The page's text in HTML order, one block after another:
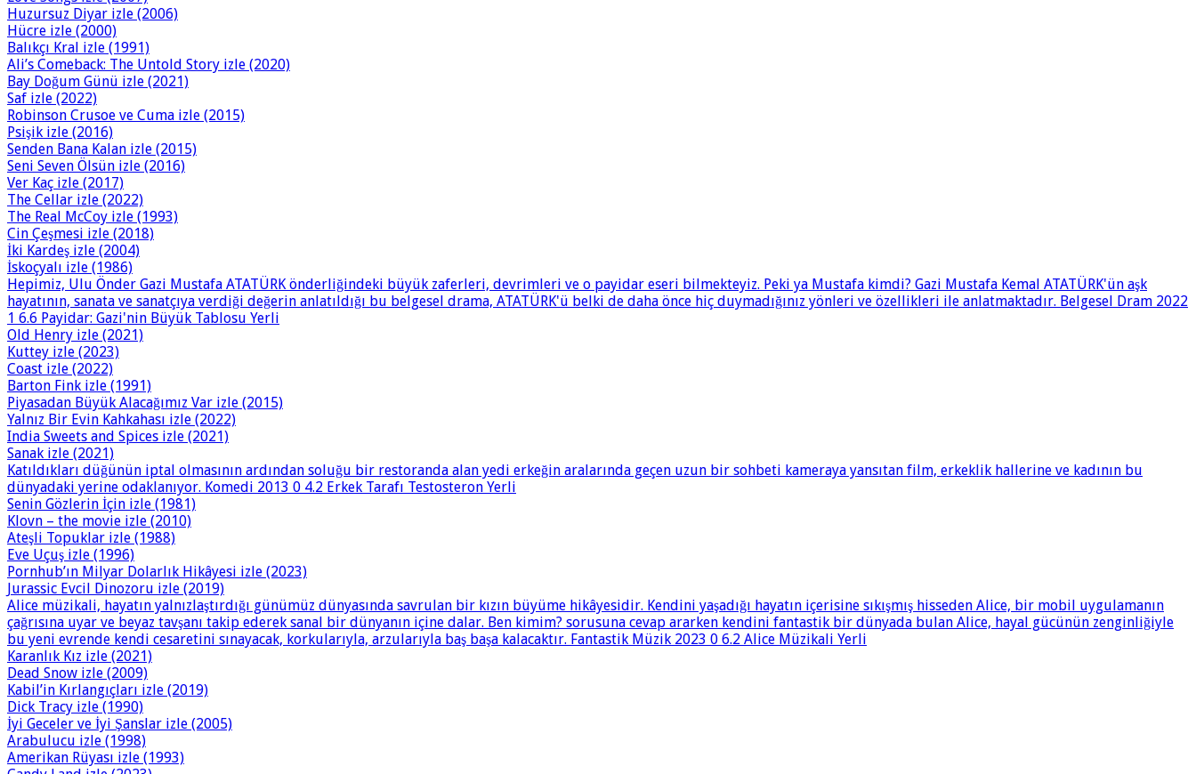
Huzursuz Diyar izle (2006)
Hücre izle (2000)
Balıkçı Kral izle (1991)
Ali’s Comeback: The Untold Story izle (2020)
Bay Doğum Günü izle (2021)
Saf izle (2022)
Robinson Crusoe ve Cuma izle (2015)
Psişik izle (2016)
Senden Bana Kalan izle (2015)
Seni Seven Ölsün izle (2016)
Ver Kaç izle (2017)
The Cellar izle (2022)
The Real McCoy izle (1993)
Cin Çeşmesi izle (2018)
İki Kardeş izle (2004)
İskoçyalı izle (1986)
Hepimiz, Ulu Önder Gazi Mustafa ATATÜRK önderliğindeki büyük zaferleri, devrimleri ve o payidar eseri bilmekteyiz. Peki ya Mustafa kimdi? Gazi Mustafa Kemal ATATÜRK'ün aşk
hayatının, sanata ve sanatçıya verdiği değerin anlatıldığı bu belgesel drama, ATATÜRK'ü belki de daha önce hiç duymadığınız yönleri ve özellikleri ile anlatmaktadır. Belgesel Dram 2022
1 6.6 Payidar: Gazi'nin Büyük Tablosu Yerli
Old Henry izle (2021)
Kuttey izle (2023)
Coast izle (2022)
Barton Fink izle (1991)
Piyasadan Büyük Alacağımız Var izle (2015)
Yalnız Bir Evin Kahkahası izle (2022)
India Sweets and Spices izle (2021)
Sanak izle (2021)
Katıldıkları düğünün iptal olmasının ardından soluğu bir restoranda alan yedi erkeğin aralarında geçen uzun bir sohbeti kameraya yansıtan film, erkeklik hallerine ve kadının bu
dünyadaki yerine odaklanıyor. Komedi 2013 0 4.2 Erkek Tarafı Testosteron Yerli
Senin Gözlerin İçin izle (1981)
Klovn – the movie izle (2010)
Ateşli Topuklar izle (1988)
Eve Uçuş izle (1996)
Pornhub’ın Milyar Dolarlık Hikâyesi izle (2023)
Jurassic Evcil Dinozoru izle (2019)
Alice müzikali, hayatın yalnızlaştırdığı günümüz dünyasında savrulan bir kızın büyüme hikâyesidir. Kendini yaşadığı hayatın içerisine sıkışmış hisseden Alice, bir mobil uygulamanın
çağrısına uyar ve beyaz tavşanı takip ederek sanal bir dünyanın içine dalar. Ben kimim? sorusuna cevap ararken kendini fantastik bir dünyada bulan Alice, hayal gücünün zenginliğiyle
bu yeni evrende kendi cesaretini sınayacak, korkularıyla, arzularıyla baş başa kalacaktır. Fantastik Müzik 2023 0 6.2 Alice Müzikali Yerli
Karanlık Kız izle (2021)
Dead Snow izle (2009)
Kabil’in Kırlangıçları izle (2019)
Dick Tracy izle (1990)
İyi Geceler ve İyi Şanslar izle (2005)
Arabulucu izle (1998)
Amerikan Rüyası izle (1993)